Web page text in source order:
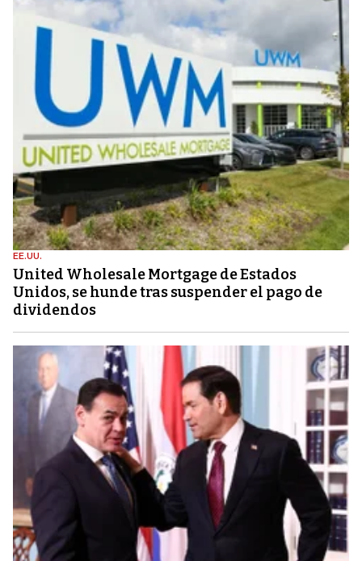
EE.UU.
United Wholesale Mortgage de Estados
Unidos, se hunde tras suspender el pago de
dividendos